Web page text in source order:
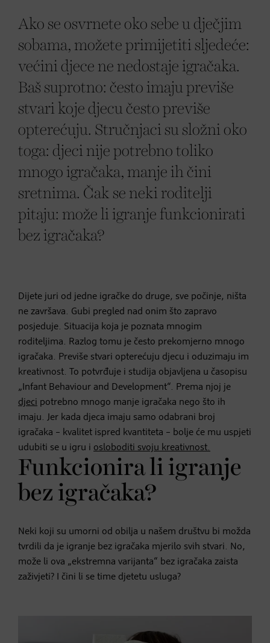
Ako se osvrnete oko sebe u dječjim
sobama, možete primijetiti sljedeće:
većini djece ne nedostaje igračaka.
Baš suprotno: često imaju previše
stvari koje djecu često previše
opterećuju. Stručnjaci su složni oko
toga: djeci nije potrebno toliko
mnogo igračaka, manje ih čini
sretnima. Čak se neki roditelji
pitaju: može li igranje funkcionirati
bez igračaka?
Dijete juri od jedne igračke do druge, sve počinje, ništa
ne završava. Gubi pregled nad onim što zapravo
posjeduje. Situacija koja je poznata mnogim
roditeljima. Razlog tomu je često prekomjerno mnogo
igračaka. Previše stvari opterećuju djecu i oduzimaju im
kreativnost. To potvrđuje i studija objavljena u časopisu
„Infant Behaviour and Development“. Prema njoj je
djeci potrebno mnogo manje igračaka nego što ih
imaju. Jer kada djeca imaju samo odabrani broj
igračaka – kvalitet ispred kvantiteta – bolje će mu uspjeti
udubiti se u igru i osloboditi svoju kreativnost.
Funkcionira li igranje
bez igračaka?
Neki koji su umorni od obilja u našem društvu bi možda
tvrdili da je igranje bez igračaka mjerilo svih stvari. No,
može li ova „ekstremna varijanta“ bez igračaka zaista
zaživjeti? I čini li se time djetetu usluga?